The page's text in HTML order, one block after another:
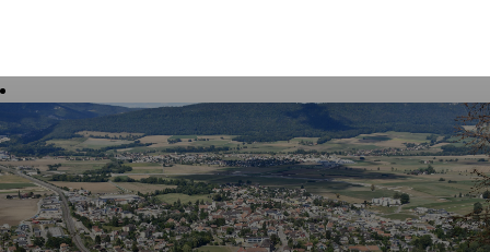
Mots
clés